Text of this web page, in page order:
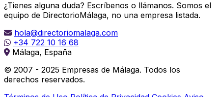
¿Tienes alguna duda? Escríbenos o llámanos. Somos el
equipo de DirectorioMálaga, no una empresa listada.
hola@directoriomalaga.com
+34 722 10 16 68
Málaga, España
© 2007 - 2025 Empresas de Málaga. Todos los
derechos reservados.